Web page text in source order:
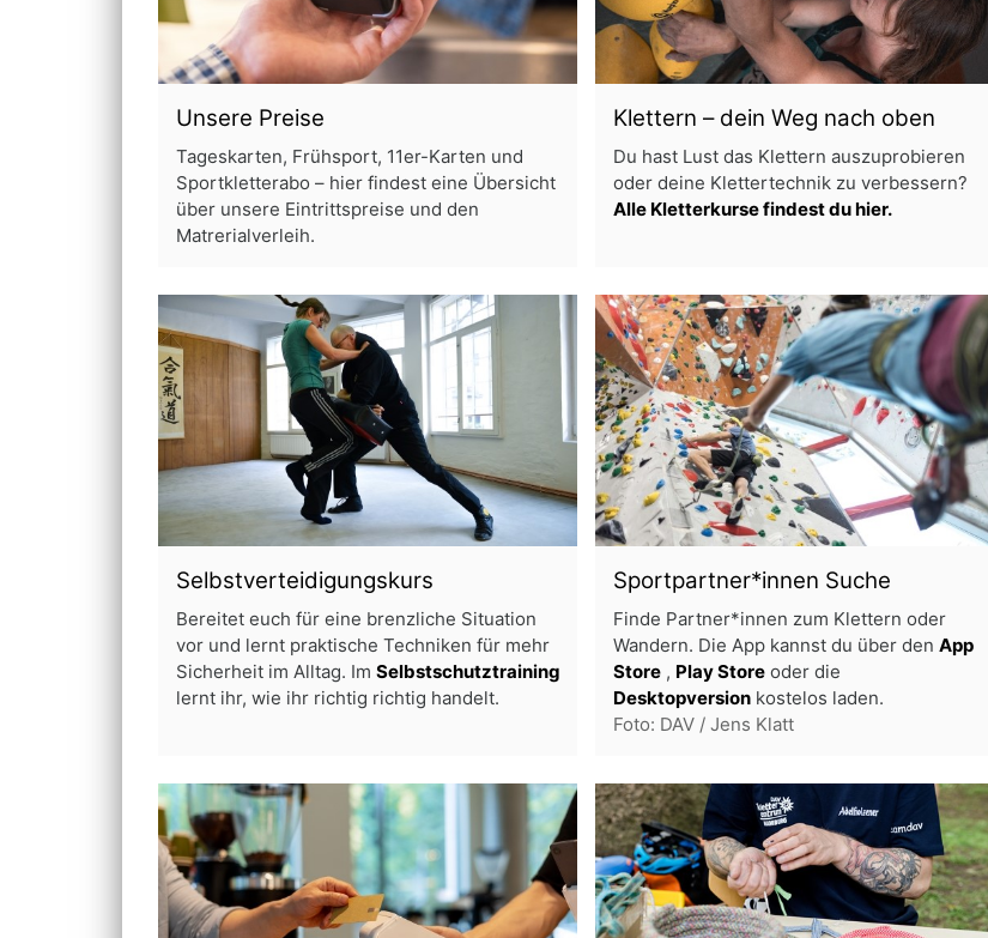
Unsere Preise
Tageskarten, Frühsport, 11er-Karten und
Sportkletterabo – hier findest eine Übersicht
über unsere Eintrittspreise und den
Matrerialverleih.
Klettern – dein Weg nach oben
Du hast Lust das Klettern auszuprobieren
oder deine Klettertechnik zu verbessern?
Alle Kletterkurse findest du hier.
Selbstverteidigungskurs
Bereitet euch für eine brenzliche Situation
vor und lernt praktische Techniken für mehr
Sicherheit im Alltag. Im Selbstschutztraining
lernt ihr, wie ihr richtig richtig handelt.
Sportpartner*innen Suche
Finde Partner*innen zum Klettern oder
Wandern. Die App kannst du über den App
Store , Play Store oder die
Desktopversion kostelos laden.
Foto: DAV / Jens Klatt